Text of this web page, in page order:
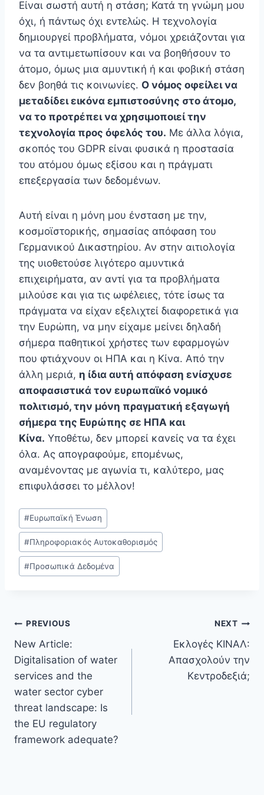
Είναι σωστή αυτή η στάση; Κατά τη γνώμη μου
όχι, ή πάντως όχι εντελώς. Η τεχνολογία
δημιουργεί προβλήματα, νόμοι χρειάζονται για
να τα αντιμετωπίσουν και να βοηθήσουν το
άτομο, όμως μια αμυντική ή και φοβική στάση
δεν βοηθά τις κοινωνίες. Ο νόμος οφείλει να
μεταδίδει εικόνα εμπιστοσύνης στο άτομο,
να το προτρέπει να χρησιμοποιεί την
τεχνολογία προς όφελός του. Με άλλα λόγια,
σκοπός του GDPR είναι φυσικά η προστασία
του ατόμου όμως εξίσου και η πράγματι
επεξεργασία των δεδομένων.
Αυτή είναι η μόνη μου ένσταση με την,
κοσμοϊστορικής, σημασίας απόφαση του
Γερμανικού Δικαστηρίου. Αν στην αιτιολογία
της υιοθετούσε λιγότερο αμυντικά
επιχειρήματα, αν αντί για τα προβλήματα
μιλούσε και για τις ωφέλειες, τότε ίσως τα
πράγματα να είχαν εξελιχτεί διαφορετικά για
την Ευρώπη, να μην είχαμε μείνει δηλαδή
σήμερα παθητικοί χρήστες των εφαρμογών
που φτιάχνουν οι ΗΠΑ και η Κίνα. Από την
άλλη μεριά, η ίδια αυτή απόφαση ενίσχυσε
αποφασιστικά τον ευρωπαϊκό νομικό
πολιτισμό, την μόνη πραγματική εξαγωγή
σήμερα της Ευρώπης σε ΗΠΑ και
Κίνα. Υποθέτω, δεν μπορεί κανείς να τα έχει
όλα. Ας απογραφούμε, επομένως,
αναμένοντας με αγωνία τι, καλύτερο, μας
επιφυλάσσει το μέλλον!
Post
Tags:
#Ευρωπαϊκή Ένωση
#Πληροφοριακός Αυτοκαθορισμός
#Προσωπικά Δεδομένα
Post
navigation
PREVIOUS
New Article:
Digitalisation of water
services and the
water sector cyber
threat landscape: Is
the EU regulatory
framework adequate?
NEXT
Εκλογές ΚΙΝΑΛ:
Απασχολούν την
Κεντροδεξιά;